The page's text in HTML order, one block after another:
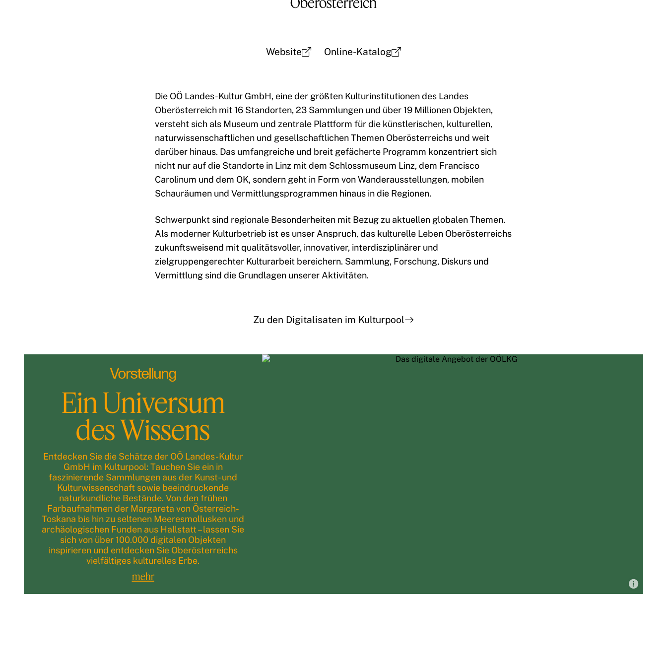
Website Online-Katalog
Die OÖ Landes-Kultur GmbH, eine der größten Kulturinstitutionen des Landes
Oberösterreich mit 16 Standorten, 23 Sammlungen und über 19 Millionen Objekten,
versteht sich als Museum und zentrale Plattform für die künstlerischen, kulturellen,
naturwissenschaftlichen und gesellschaftlichen Themen Oberösterreichs und weit
darüber hinaus. Das umfangreiche und breit gefächerte Programm konzentriert sich
nicht nur auf die Standorte in Linz mit dem Schlossmuseum Linz, dem Francisco
Carolinum und dem OK, sondern geht in Form von Wanderausstellungen, mobilen
Schauräumen und Vermittlungsprogrammen hinaus in die Regionen.
Schwerpunkt sind regionale Besonderheiten mit Bezug zu aktuellen globalen Themen.
Als moderner Kulturbetrieb ist es unser Anspruch, das kulturelle Leben Oberösterreichs
zukunftsweisend mit qualitätsvoller, innovativer, interdisziplinärer und
zielgruppengerechter Kulturarbeit bereichern. Sammlung, Forschung, Diskurs und
Vermittlung sind die Grundlagen unserer Aktivitäten.
Zu den Digitalisaten im Kulturpool
Vorstellung
Ein Universum
des Wissens
Entdecken Sie die Schätze der OÖ Landes-Kultur
GmbH im Kulturpool: Tauchen Sie ein in
faszinierende Sammlungen aus der Kunst- und
Kulturwissenschaft sowie beeindruckende
naturkundliche Bestände. Von den frühen
Farbaufnahmen der Margareta von Österreich-
Toskana bis hin zu seltenen Meeresmollusken und
archäologischen Funden aus Hallstatt – lassen Sie
sich von über 100.000 digitalen Objekten
inspirieren und entdecken Sie Oberösterreichs
vielfältiges kulturelles Erbe.
mehr